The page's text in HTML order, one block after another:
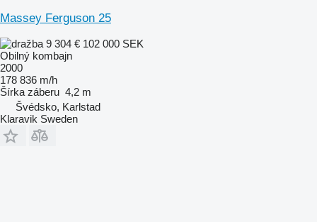
Massey Ferguson 25
9 304 € 102 000 SEK
Obilný kombajn
2000
178 836 m/h
Šírka záberu 4,2 m
Švédsko, Karlstad
Klaravik Sweden